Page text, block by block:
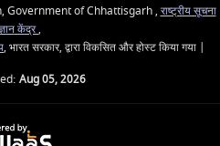
of Chhattisgarh , राष्ट्रीय सूचना
केंद्र,
, भारत सरकार, द्वारा विकसित और होस्ट किया गया |
Aug 05, 2026